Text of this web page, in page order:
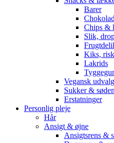
Barer
Chips &
Slik,
Kiks,
Lakrids
Vegansk udvalg
Sukker &
Erstatninger
Personlig pleje
Hår
Ansigt & øjne
Ansigtsrens &